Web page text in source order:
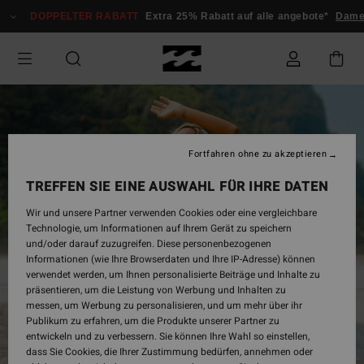
zur
springen
DOPPELTER RABATT Extra 25% Rabatt auf alle angebote*
TREFFEN SIE EINE AUSWAHL FÜR IHRE DATEN
Wir und unsere Partner verwenden Cookies oder eine vergleichbare
Technologie, um Informationen auf Ihrem Gerät zu speichern
und/oder darauf zuzugreifen. Diese personenbezogenen
Informationen (wie Ihre Browserdaten und Ihre IP-Adresse) können
verwendet werden, um Ihnen personalisierte Beiträge und Inhalte zu
präsentieren, um die Leistung von Werbung und Inhalten zu
messen, um Werbung zu personalisieren, und um mehr über ihr
Publikum zu erfahren, um die Produkte unserer Partner zu
entwickeln und zu verbessern. Sie können Ihre Wahl so einstellen,
dass Sie Cookies, die Ihrer Zustimmung bedürfen, annehmen oder
Fortfahren ohne zu akzeptieren